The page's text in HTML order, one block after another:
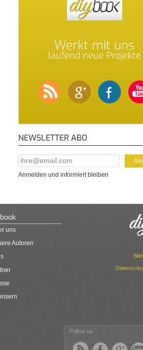
Werkt mit uns
laufend neue Projekte
NEWSLETTER ABO
E-Mail Addresse*
Anmelden und informiert bleiben
uns
Autoren
Follow us